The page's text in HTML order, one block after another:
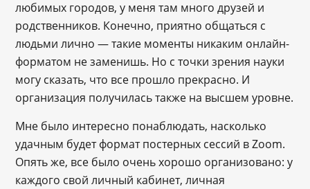
любимых городов, у меня там много друзей и
родственников. Конечно, приятно общаться с
людьми лично — такие моменты никаким онлайн-
форматом не заменишь. Но с точки зрения науки
могу сказать, что все прошло прекрасно. И
организация получилась также на высшем уровне.
Мне было интересно понаблюдать, насколько
удачным будет формат постерных сессий в Zoom.
Опять же, все было очень хорошо организовано: у
каждого свой личный кабинет, личная